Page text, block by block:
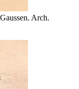
Arch.